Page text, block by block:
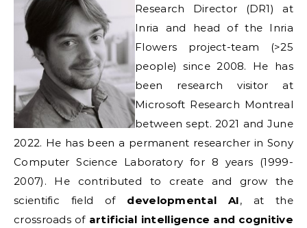
Research Director (DR1) at
Inria and head of the Inria
Flowers project-team (>25
people) since 2008. He has
been research visitor at
Microsoft Research Montreal
between sept. 2021 and June
2022. He has been a permanent researcher in Sony
Computer Science Laboratory for 8 years (1999-
2007). He contributed to create and grow the
scientific field of developmental AI, at the
crossroads of artificial intelligence and cognitive